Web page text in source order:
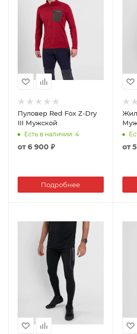
Пуловер Red Fox Z-Dry
III Мужской
Есть в наличии: 4
от6 900 ₽
Подробнее
от